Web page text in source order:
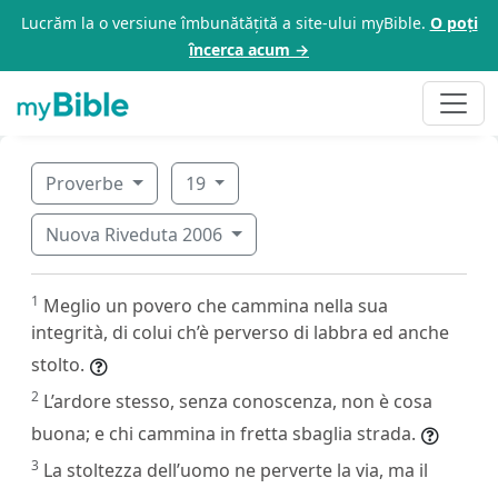
Lucrăm la o versiune îmbunătățită a site-ului myBible. O poți
încerca acum →
Proverbe 19
Nuova Riveduta 2006
1 Meglio un povero che cammina nella sua
integrità, di colui ch’è perverso di labbra ed anche
stolto.
2 L’ardore stesso, senza conoscenza, non è cosa
buona; e chi cammina in fretta sbaglia strada.
3 La stoltezza dell’uomo ne perverte la via, ma il